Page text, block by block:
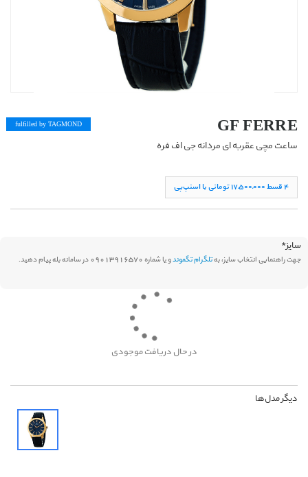
GF FERRE
ساعت مچی عقربه ای مردانه جی اف فره
fulfilled by TAGMOND
۴ قسط ١۷,۵۰۰,۰۰۰ تومانی با اسنپ‌پی
سایز*
جهت راهنمایی انتخاب سایز، بهتلگرام تگموندو یا شماره 09013916570 در سامانه بله پیام دهید.
در حال دریافت موجودی
دیگر مدل‌ها